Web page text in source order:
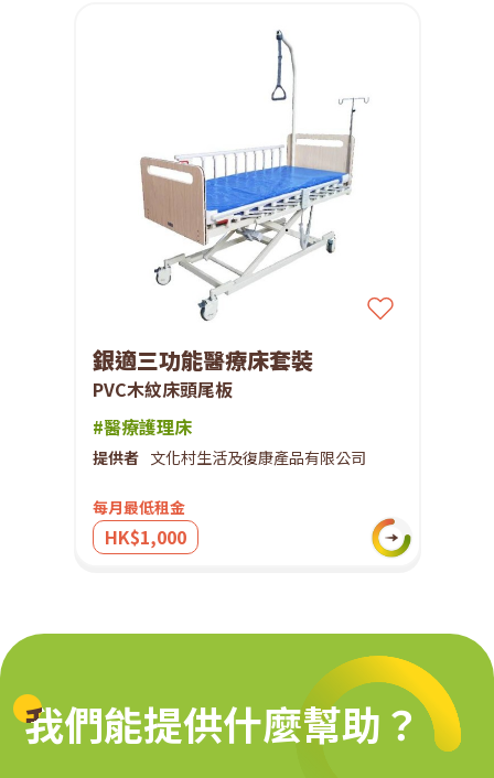
銀適三功能醫療床套裝
PVC木紋床頭尾板
#醫療護理床
提供者 文化村生活及復康產品有限公司
每月最低租金
HK$1,000
我們能提供什麼幫助？
我們能提供什麼幫助？